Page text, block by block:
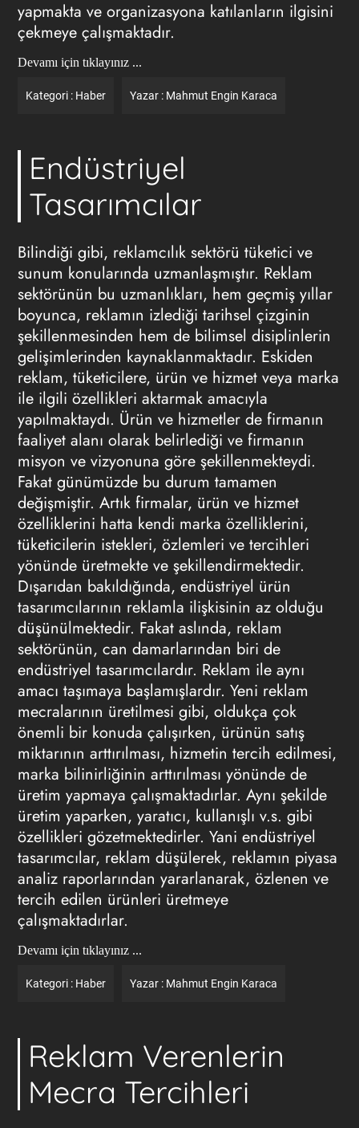
yapmakta ve organizasyona katılanların ilgisini
çekmeye çalışmaktadır.
Devamı için tıklayınız ...
Kategori : Haber Yazar : Mahmut Engin Karaca
Endüstriyel
Tasarımcılar
Bilindiği gibi, reklamcılık sektörü tüketici ve
sunum konularında uzmanlaşmıştır. Reklam
sektörünün bu uzmanlıkları, hem geçmiş yıllar
boyunca, reklamın izlediği tarihsel çizginin
şekillenmesinden hem de bilimsel disiplinlerin
gelişimlerinden kaynaklanmaktadır. Eskiden
reklam, tüketicilere, ürün ve hizmet veya marka
ile ilgili özellikleri aktarmak amacıyla
yapılmaktaydı. Ürün ve hizmetler de firmanın
faaliyet alanı olarak belirlediği ve firmanın
misyon ve vizyonuna göre şekillenmekteydi.
Fakat günümüzde bu durum tamamen
değişmiştir. Artık firmalar, ürün ve hizmet
özelliklerini hatta kendi marka özelliklerini,
tüketicilerin istekleri, özlemleri ve tercihleri
yönünde üretmekte ve şekillendirmektedir.
Dışarıdan bakıldığında, endüstriyel ürün
tasarımcılarının reklamla ilişkisinin az olduğu
düşünülmektedir. Fakat aslında, reklam
sektörünün, can damarlarından biri de
endüstriyel tasarımcılardır. Reklam ile aynı
amacı taşımaya başlamışlardır. Yeni reklam
mecralarının üretilmesi gibi, oldukça çok
önemli bir konuda çalışırken, ürünün satış
miktarının arttırılması, hizmetin tercih edilmesi,
marka bilinirliğinin arttırılması yönünde de
üretim yapmaya çalışmaktadırlar. Aynı şekilde
üretim yaparken, yaratıcı, kullanışlı v.s. gibi
özellikleri gözetmektedirler. Yani endüstriyel
tasarımcılar, reklam düşülerek, reklamın piyasa
analiz raporlarından yararlanarak, özlenen ve
tercih edilen ürünleri üretmeye
çalışmaktadırlar.
Devamı için tıklayınız ...
Kategori : Haber Yazar : Mahmut Engin Karaca
Reklam Verenlerin
Mecra Tercihleri